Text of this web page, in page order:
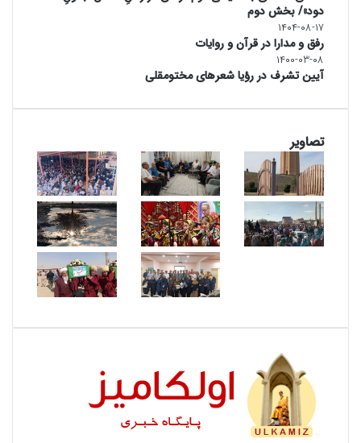
دود»/ بخش دوم
۱۴۰۴-۰۸-۱۷
رفق و مدارا در قرآن و روایات
۱۴۰۰-۰۳-۰۸
آیین تشرف در رؤیا شعرهای مختومقلی
تصاویر